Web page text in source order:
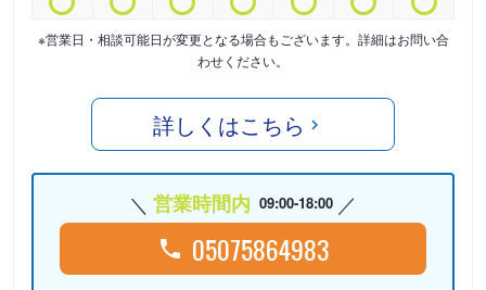
※営業日・相談可能日が変更となる場合もございます。詳細はお問い合
わせください。
詳しくはこちら
営業時間内 09:00-18:00
05075864983